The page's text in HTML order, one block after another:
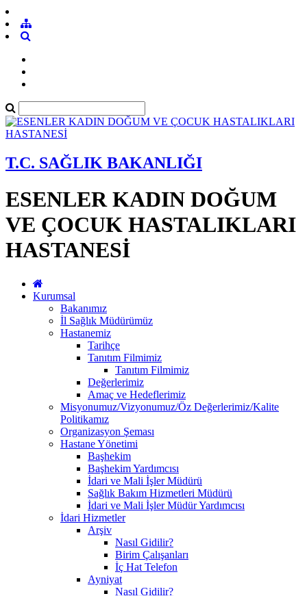
T.C. SAĞLIK BAKANLIĞI
ESENLER KADIN DOĞUM
VE ÇOCUK HASTALIKLARI
HASTANESİ
Kurumsal
Bakanımız
İl Sağlık Müdürümüz
Hastanemiz
Tarihçe
Tanıtım Filmimiz
Tanıtım Filmimiz
Değerlerimiz
Amaç ve Hedeflerimiz
Misyonumuz/Vizyonumuz/Öz Değerlerimiz/Kalite
Politikamız
Organizasyon Şeması
Hastane Yönetimi
Başhekim
Başhekim Yardımcısı
İdari ve Mali İşler Müdürü
Sağlık Bakım Hizmetleri Müdürü
İdari ve Mali İşler Müdür Yardımcısı
İdari Hizmetler
Arşiv
Nasıl Gidilir?
Birim Çalışanları
İç Hat Telefon
Ayniyat
Nasıl Gidilir?